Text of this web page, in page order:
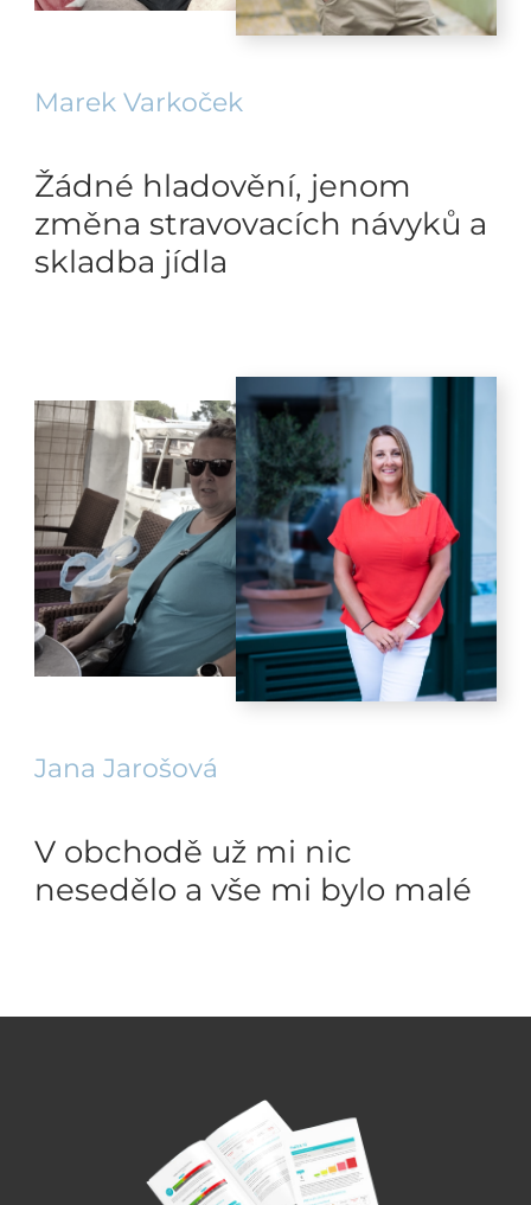
Marek Varkoček
Žádné hladovění, jenom
změna stravovacích návyků a
skladba jídla
Jana Jarošová
V obchodě už mi nic
nesedělo a vše mi bylo malé